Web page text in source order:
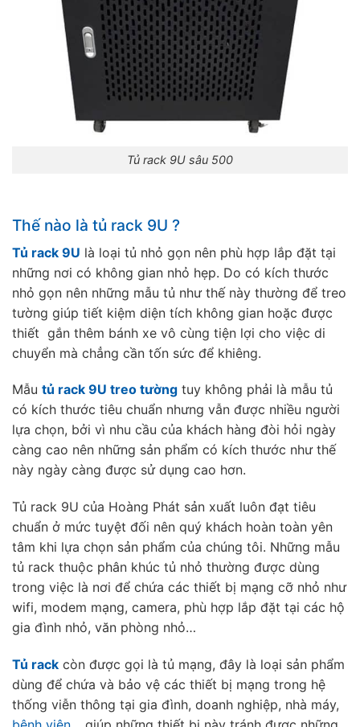
Tủ rack 9U sâu 500
Thế nào là tủ rack 9U ?
Tủ rack 9U là loại tủ nhỏ gọn nên phù hợp lắp đặt tại
những nơi có không gian nhỏ hẹp. Do có kích thước
nhỏ gọn nên những mẫu tủ như thế này thường để treo
tường giúp tiết kiệm diện tích không gian hoặc được
thiết gắn thêm bánh xe vô cùng tiện lợi cho việc di
chuyển mà chẳng cần tốn sức để khiêng.
Mẫu tủ rack 9U treo tường tuy không phải là mẫu tủ
có kích thước tiêu chuẩn nhưng vẫn được nhiều người
lựa chọn, bởi vì nhu cầu của khách hàng đòi hỏi ngày
càng cao nên những sản phẩm có kích thước như thế
này ngày càng được sử dụng cao hơn.
Tủ rack 9U của Hoàng Phát sản xuất luôn đạt tiêu
chuẩn ở mức tuyệt đối nên quý khách hoàn toàn yên
tâm khi lựa chọn sản phẩm của chúng tôi. Những mẫu
tủ rack thuộc phân khúc tủ nhỏ thường được dùng
trong việc là nơi để chứa các thiết bị mạng cỡ nhỏ như
wifi, modem mạng, camera, phù hợp lắp đặt tại các hộ
gia đình nhỏ, văn phòng nhỏ…
Tủ rack còn được gọi là tủ mạng, đây là loại sản phẩm
dùng để chứa và bảo vệ các thiết bị mạng trong hệ
thống viễn thông tại gia đình, doanh nghiệp, nhà máy,